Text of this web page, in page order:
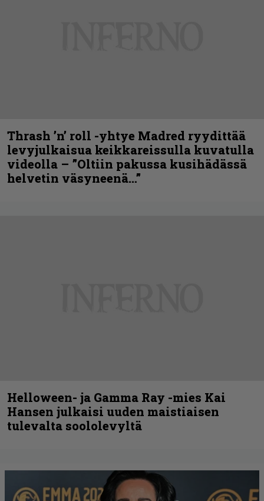
Thrash ’n’ roll -yhtye Madred ryydittää
levyjulkaisua keikkareissulla kuvatulla
videolla – ”Oltiin pakussa kusihädässä
helvetin väsyneenä…”
Helloween- ja Gamma Ray -mies Kai
Hansen julkaisi uuden maistiaisen
tulevalta soololevyltä